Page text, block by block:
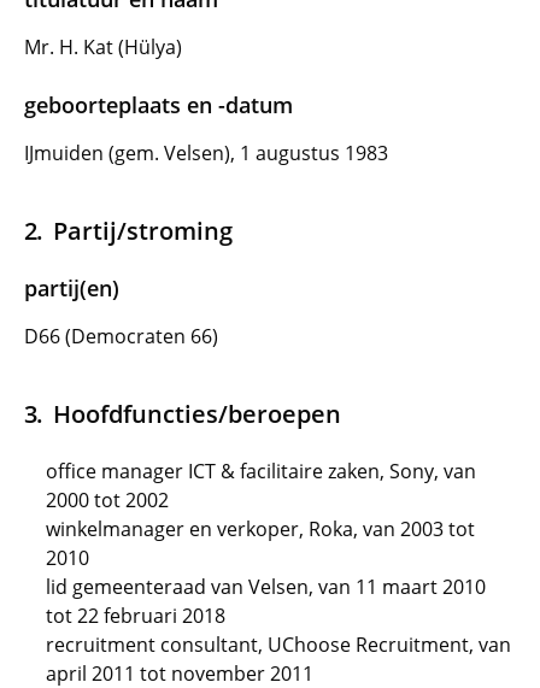
Mr. H. Kat (Hülya)
geboorteplaats en -datum
IJmuiden (gem. Velsen), 1 augustus 1983
Partij/stroming
partij(en)
D66 (Democraten 66)
Hoofdfuncties/beroepen
office manager ICT & facilitaire zaken, Sony, van
2000 tot 2002
winkelmanager en verkoper, Roka, van 2003 tot
2010
lid gemeenteraad van Velsen, van 11 maart 2010
tot 22 februari 2018
recruitment consultant, UChoose Recruitment, van
april 2011 tot november 2011